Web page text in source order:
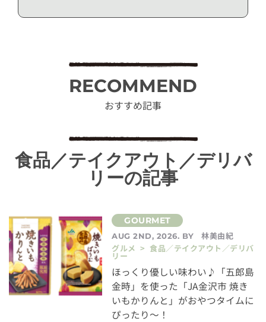
RECOMMEND
おすすめ記事
食品／テイクアウト／デリバ
リーの記事
AUG 2ND, 2026. BY
林美由紀
グルメ > 食品／テイクアウト／デリバ
リー
ほっくり優しい味わい♪「五郎島
金時」を使った「JA金沢市 焼き
いもかりんと」がおやつタイムに
ぴったり～！